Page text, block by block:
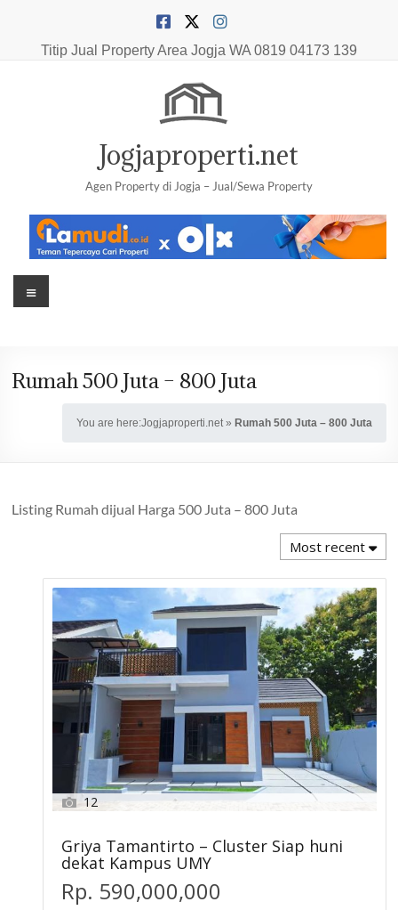
contentTitip Jual Property Area Jogja WA 0819 04173 139
Jogjaproperti.net
Agen Property di Jogja – Jual/Sewa Property
Menu
Rumah 500 Juta – 800 Juta
You are here:Jogjaproperti.net» Rumah 500 Juta – 800 Juta
Listing Rumah dijual Harga 500 Juta – 800 Juta
Most recent
12
Griya Tamantirto – Cluster Siap huni
dekat Kampus UMY
Rp. 590,000,000